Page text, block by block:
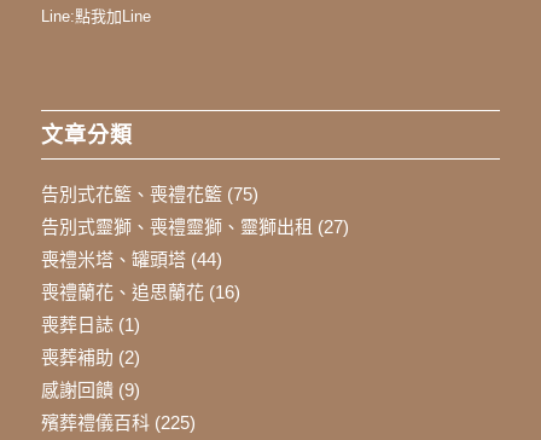
Line:點我加Line
文章分類
告別式花籃、喪禮花籃(75)
告別式靈獅、喪禮靈獅、靈獅出租 (27)
喪禮米塔、罐頭塔(44)
喪禮蘭花、追思蘭花(16)
喪葬日誌(1)
喪葬補助 (2)
感謝回饋(9)
殯葬禮儀百科(225)